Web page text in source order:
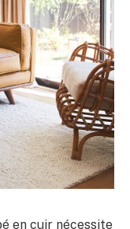
en cuir nécessite